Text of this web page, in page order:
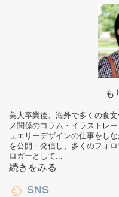
も
美大卒業後、海外で多くの食
メ関係のコラム・イラストレ
ュエリーデザインの仕事をし
を公開・発信し、多くのフォ
ロガーとして...
続きをみる
SNS